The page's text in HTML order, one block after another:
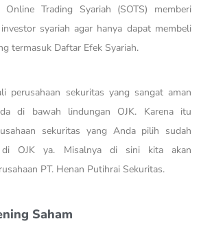
Online Trading Syariah (SOTS) memberi
syariah agar hanya dapat membeli
termasuk Daftar Efek Syariah.
perusahaan sekuritas yang sangat aman
di bawah lindungan OJK. Karena itu
sekuritas yang Anda pilih sudah
di OJK ya. Misalnya di sini kita akan
PT. Henan Putihrai Sekuritas.
Saham